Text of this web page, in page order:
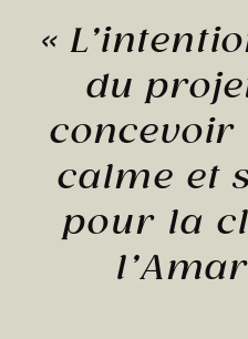
«
du
calme et
pour la